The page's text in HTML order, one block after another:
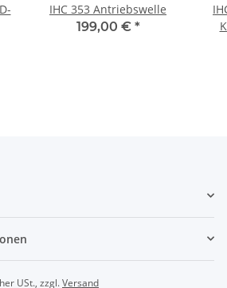
IHC 353 Antriebswelle
199,00 € *
USt., zzgl.Versand